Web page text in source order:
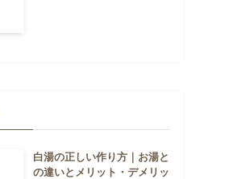
白湯の正しい作り方｜お湯と
の違いとメリット・デメリッ